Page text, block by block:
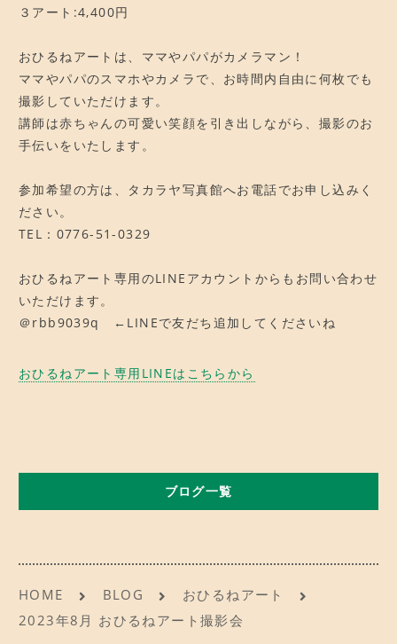
３アート:4,400円
おひるねアートは、ママやパパがカメラマン！
ママやパパのスマホやカメラで、お時間内自由に何枚でも
撮影していただけます。
講師は赤ちゃんの可愛い笑顔を引き出しながら、撮影のお
手伝いをいたします。
参加希望の方は、タカラヤ写真館へお電話でお申し込みく
ださい。
TEL：0776-51-0329
おひるねアート専用のLINEアカウントからもお問い合わせ
いただけます。
＠rbb9039q ←LINEで友だち追加してくださいね
おひるねアート専用LINEはこちらから
ブログ一覧
HOME BLOG
おひるねアート
2023年8月 おひるねアート撮影会